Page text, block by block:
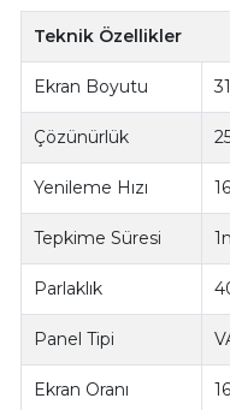
Teknik Özellikler
Ekran Boyutu
Çözünürlük
Yenileme Hızı
Tepkime Süresi
Parlaklık
Panel Tipi
Ekran Oranı